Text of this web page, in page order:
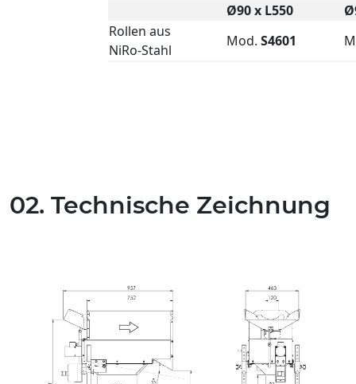
Ø90 x L550
Rollen aus
NiRo-Stahl
Mod. S4601
02. Technische Zeichnung